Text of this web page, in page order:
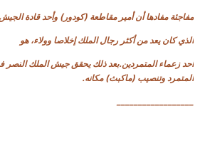
مفاجئة مفادها أن أمير مقاطعة (كودور) وأحد قادة الجيش،
الذي كان يعد من أكثر رجال الملك إخلاصا وولاء، هو
أحد زعماء المتمردين.بعد ذلك يحقق جيش الملك النصر
المتمرد وتنصيب (ماكبث) مكانه.